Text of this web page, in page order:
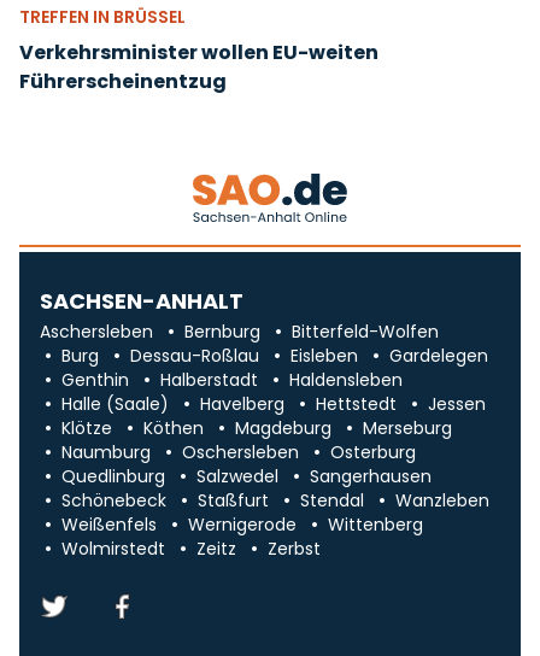
TREFFEN IN BRÜSSEL
Verkehrsminister wollen EU-weiten
Führerscheinentzug
SACHSEN-ANHALT
Aschersleben Bernburg
Bitterfeld-Wolfen
Burg
Dessau-Roßlau Eisleben
Gardelegen
Genthin
Halberstadt
Haldensleben
Halle (Saale)
Havelberg Hettstedt
Jessen
Klötze
Köthen Magdeburg
Merseburg
Naumburg
Oschersleben
Osterburg
Quedlinburg
Salzwedel
Sangerhausen
Schönebeck
Staßfurt Stendal
Wanzleben
Weißenfels
Wernigerode
Wittenberg
Wolmirstedt
Zeitz Zerbst